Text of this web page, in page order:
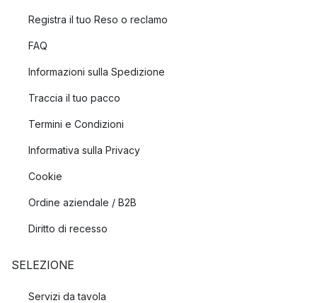
Registra il tuo Reso o reclamo
FAQ
Informazioni sulla Spedizione
Traccia il tuo pacco
Termini e Condizioni
Informativa sulla Privacy
Cookie
Ordine aziendale / B2B
Diritto di recesso
SELEZIONE
Servizi da tavola